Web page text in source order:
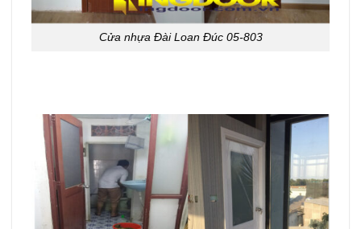
Cửa nhựa Đài Loan Đúc 05-803